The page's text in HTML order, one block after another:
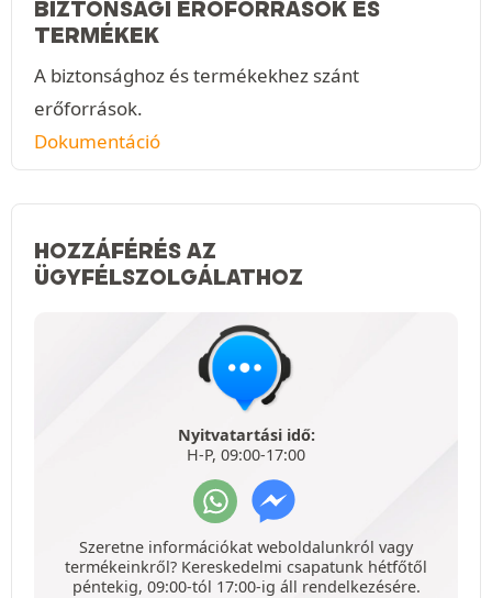
BIZTONSÁGI ERŐFORRÁSOK ÉS
TERMÉKEK
A biztonsághoz és termékekhez szánt
erőforrások.
Dokumentáció
HOZZÁFÉRÉS AZ
ÜGYFÉLSZOLGÁLATHOZ
Nyitvatartási idő:
H-P, 09:00-17:00
Szeretne információkat weboldalunkról vagy
termékeinkről? Kereskedelmi csapatunk hétfőtől
péntekig, 09:00-tól 17:00-ig áll rendelkezésére.